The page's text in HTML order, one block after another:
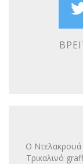
Ο Ντελακρουά
Τρικαλινό